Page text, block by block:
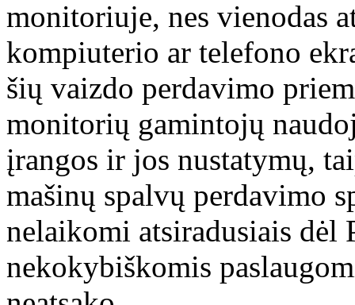
monitoriuje, nes vienodas
kompiuterio ar telefono
šių vaizdo perdavimo
monitorių gamintojų
įrangos ir jos nustatymų,
mašinų spalvų perdavimo
nelaikomi atsiradusiais dėl
nekokybiškomis